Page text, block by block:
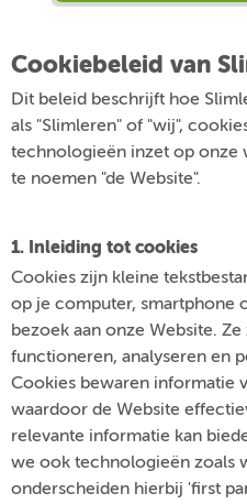
Cookiebeleid van
Dit beleid beschrijft hoe
als "Slimleren" of "wij",
technologieën inzet op onze
te noemen "de Website".
1. Inleiding tot cookies
Cookies zijn kleine
op je computer, smartphone
bezoek aan onze Website.
functioneren, analyseren en
Cookies bewaren informatie
waardoor de Website
relevante informatie kan
we ook technologieën zoals
onderscheiden hierbij 'first